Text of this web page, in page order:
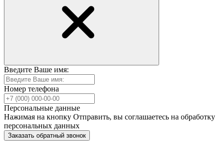
Введите Ваше имя:
Номер телефона
Персональные данные
Нажимая на кнопку Отправить, вы соглашаетесь на обработку
персональных данных
Заказать обратный звонок